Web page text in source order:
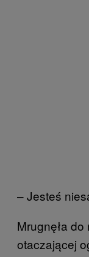
– Jesteś
Mrugnęła
otaczającej